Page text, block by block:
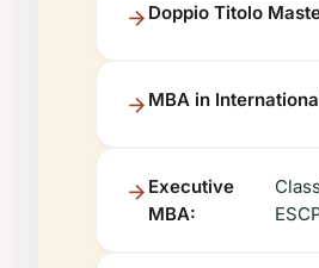
Doppio Titolo
MBA in
Executive
MBA: